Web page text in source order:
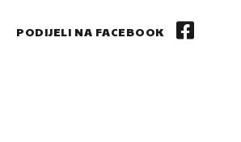
PODIJELI NA FACEBOOK